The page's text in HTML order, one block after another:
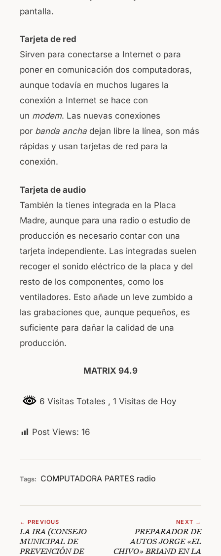
pantalla.
Tarjeta de red
Sirven para conectarse a Internet o para
poner en comunicación dos computadoras,
aunque todavía en muchos lugares la
conexión a Internet se hace con
un modem. Las nuevas conexiones
por banda ancha dejan libre la línea, son más
rápidas y usan tarjetas de red para la
conexión.
Tarjeta de audio
También la tienes integrada en la Placa
Madre, aunque para una radio o estudio de
producción es necesario contar con una
tarjeta independiente. Las integradas suelen
recoger el sonido eléctrico de la placa y del
resto de los componentes, como los
ventiladores. Esto añade un leve zumbido a
las grabaciones que, aunque pequeños, es
suficiente para dañar la calidad de una
producción.
MATRIX 94.9
6 Visitas Totales , 1 Visitas de Hoy
Post Views: 16
Tags: COMPUTADORA PARTES radio
← PREVIOUS
LA IRA (CONSEJO
MUNICIPAL DE
PREVENCIÓN DE
NEXT →
PREPARADOR DE
AUTOS JORGE «EL
CHIVO» BRIAND EN LA